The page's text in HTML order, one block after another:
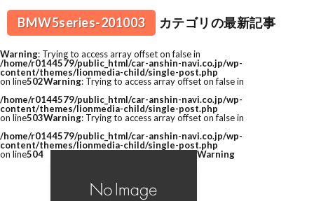
BMW5series-201003 カテゴリの最新記事
Warning: Trying to access array offset on false in
/home/r0144579/public_html/car-anshin-navi.co.jp/wp-
content/themes/lionmedia-child/single-post.php
on line502Warning: Trying to access array offset on false in
/home/r0144579/public_html/car-anshin-navi.co.jp/wp-
content/themes/lionmedia-child/single-post.php
on line503Warning: Trying to access array offset on false in
/home/r0144579/public_html/car-anshin-navi.co.jp/wp-
content/themes/lionmedia-child/single-post.php
on line504 Warning